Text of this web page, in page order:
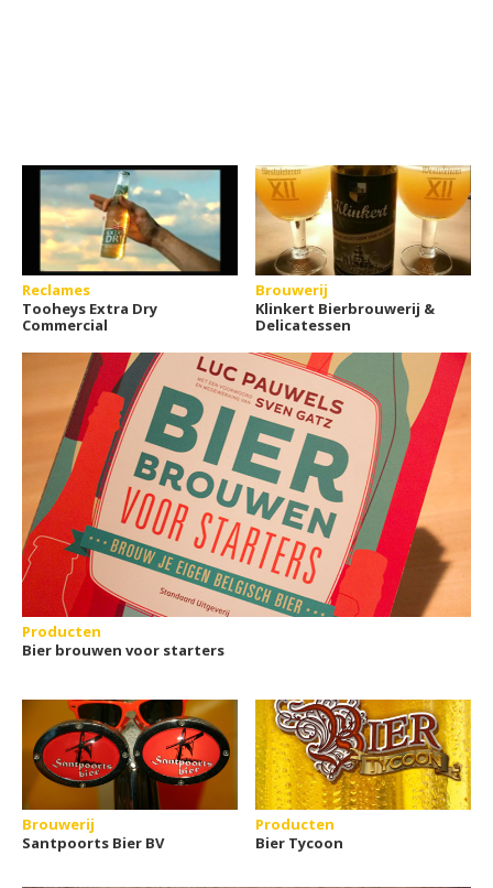
Reclames
Tooheys Extra Dry
Commercial
Brouwerij
Klinkert Bierbrouwerij &
Delicatessen
Producten
Bier brouwen voor starters
Brouwerij
Santpoorts Bier BV
Producten
Bier Tycoon